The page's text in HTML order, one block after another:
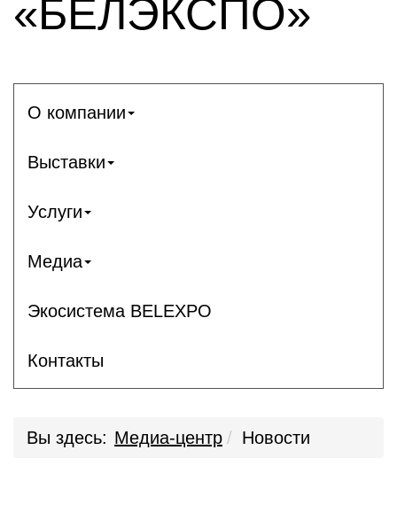
«БЕЛЭКСПО»
О компании
Выставки
Услуги
Медиа
Экосистема BELEXPO
Контакты
Вы здесь: Медиа-центр Новости